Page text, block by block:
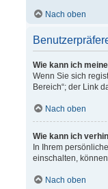
Nach oben
Wie kann ich
Wenn Sie sich
Bereich“; der Link
Nach oben
Wie kann ich
In Ihrem
einschalten,
Nach oben